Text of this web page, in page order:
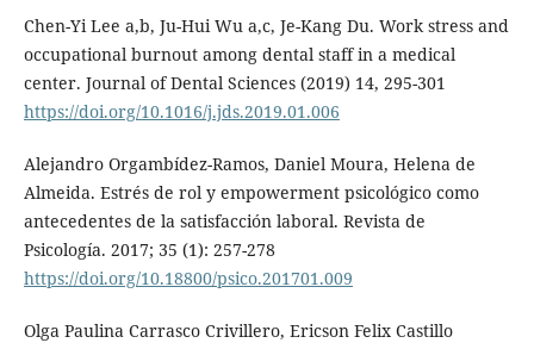
Chen-Yi Lee a,b, Ju-Hui Wu a,c, Je-Kang Du. Work stress and
occupational burnout among dental staff in a medical
center. Journal of Dental Sciences (2019) 14, 295-301
https://doi.org/10.1016/j.jds.2019.01.006
Alejandro Orgambídez-Ramos, Daniel Moura, Helena de
Almeida. Estrés de rol y empowerment psicológico como
antecedentes de la satisfacción laboral. Revista de
Psicología. 2017; 35 (1): 257-278
https://doi.org/10.18800/psico.201701.009
Olga Paulina Carrasco Crivillero, Ericson Felix Castillo